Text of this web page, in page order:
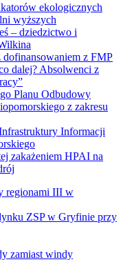
ekologicznych
wyższych
– dziedzictwo i
z FMP
dalej? Absolwenci z
Planu Odbudowy
z zakresu
Informacji
zakażeniem HPAI na